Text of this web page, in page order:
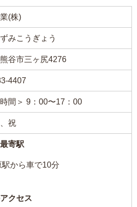
(株)
みこうぎょう
谷市三ヶ尻4276
4407
間＞ 9：00〜17：00
祝
寄駅
から車で10分
クセス